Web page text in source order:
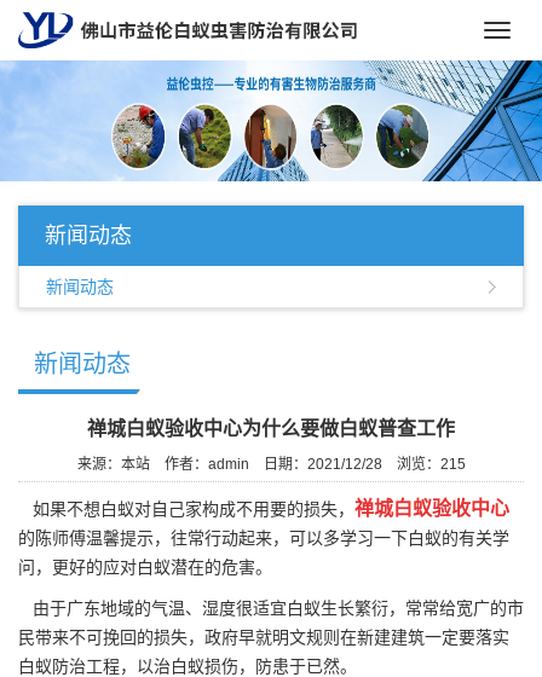
新闻动态
新闻动态
新闻动态
禅城白蚁验收中心为什么要做白蚁普查工作
来源：本站 作者：admin 日期：2021/12/28 浏览： 215
如果不想白蚁对自己家构成不用要的损失， 禅城白蚁验收中心
的陈师傅温馨提示，往常行动起来，可以多学习一下白蚁的有关学
问，更好的应对白蚁潜在的危害。
由于广东地域的气温、湿度很适宜白蚁生长繁衍，常常给宽广的市
民带来不可挽回的损失，政府早就明文规则在新建建筑一定要落实
白蚁防治工程，以治白蚁损伤，防患于已然。